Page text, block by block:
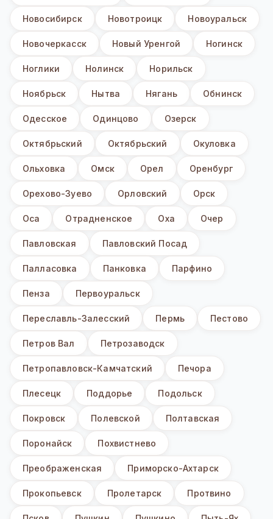
Новосибирск Новотроицк Новоуральск
Новочеркасск Новый Уренгой Ногинск
Ноглики Нолинск Норильск
Ноябрьск Нытва Нягань Обнинск
Одесское Одинцово Озерск
Октябрьский Октябрьский Окуловка
Ольховка Омск Орел Оренбург
Орехово-Зуево Орловский Орск
Оса Отрадненское Оха Очер
Павловская Павловский Посад
Палласовка Панковка Парфино
Пенза Первоуральск
Переславль-Залесский Пермь Пестово
Петров Вал Петрозаводск
Петропавловск-Камчатский Печора
Плесецк Поддорье Подольск
Покровск Полевской Полтавская
Поронайск Похвистнево
Преображенская Приморско-Ахтарск
Прокопьевск Пролетарск Протвино